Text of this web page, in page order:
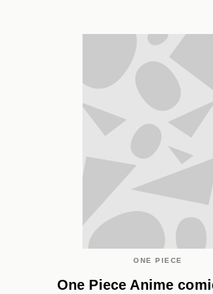
ONE PIECE
One Piece Anime